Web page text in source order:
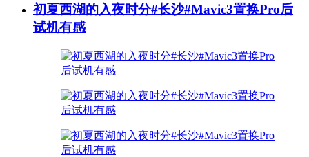
初夏西湖的入夜时分#长沙#Mavic3置换Pro后
试机有感